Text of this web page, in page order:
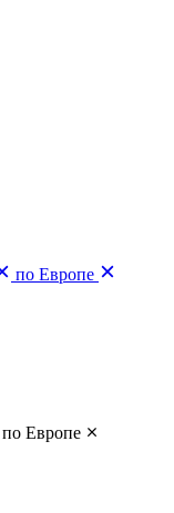
по Европе
по Европе